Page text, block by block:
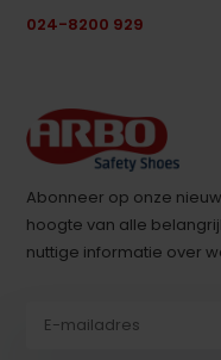
024-8200 929
Abonneer op onze
hoogte van alle
nuttige informatie over